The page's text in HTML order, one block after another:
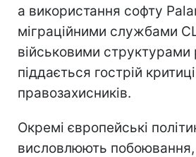
а використання софту
міграційними службами
військовими структурами
піддається гострій
правозахисників.
Окремі європейські
висловлюють